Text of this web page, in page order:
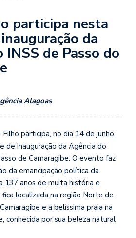
participa nesta
da
INSS de Passo do
Alagoas
participa, no dia 14 de junho,
de inauguração da Agência do
de Camaragibe. O evento faz
da emancipação política da
137 anos de muita história e
localizada na região Norte de
e a belíssima praia na
conhecida por sua beleza natural